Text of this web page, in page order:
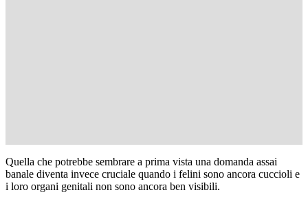
Quella che potrebbe sembrare a prima vista una domanda assai
banale diventa invece cruciale quando i felini sono ancora cuccioli e
i loro organi genitali non sono ancora ben visibili.